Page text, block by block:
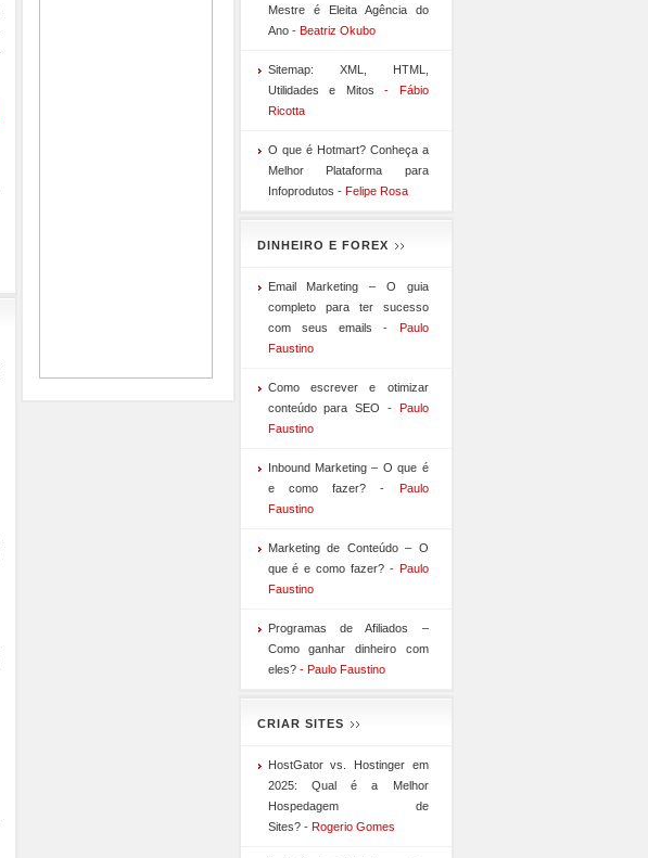
Mestre é Eleita Agência do
Ano- Beatriz Okubo
Sitemap: XML, HTML,
Utilidades e Mitos - Fábio
Ricotta
O que é Hotmart? Conheça a
Melhor Plataforma para
Infoprodutos - Felipe Rosa
DINHEIRO E FOREX
Email Marketing – O guia
completo para ter sucesso
com seus emails - Paulo
Faustino
Como escrever e otimizar
conteúdo para SEO - Paulo
Faustino
Inbound Marketing – O que é
e como fazer? - Paulo
Faustino
Marketing de Conteúdo – O
que é e como fazer?- Paulo
Faustino
Programas de Afiliados –
Como ganhar dinheiro com
eles?- Paulo Faustino
CRIAR SITES
HostGator vs. Hostinger em
2025: Qual é a Melhor
Hospedagem de
Sites?- Rogerio Gomes